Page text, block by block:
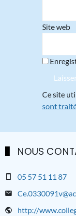
Site web
Ce site
sont
NOUS
05 57 51 11 87
http://